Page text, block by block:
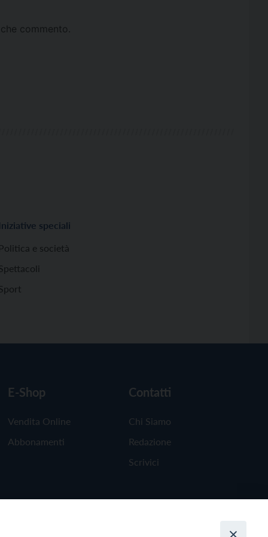
commento.
Iniziative speciali
Politica e società
E-Shop
Vendita Online
Abbonamenti
Contatti
Chi Siamo
Redazione
Scrivici